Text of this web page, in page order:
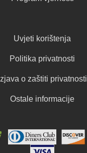
Uvjeti korištenja
Politika privatnosti
Izjava o zaštiti privatnosti
Ostale informacije